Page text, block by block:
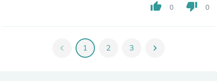
thumb_up 0 thumb_down 0
chevron_left 1 2 3 chevron_right